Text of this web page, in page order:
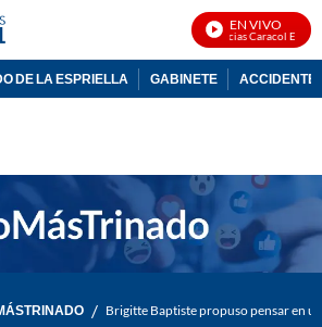
EN VIVO
Noticias Caracol En Vivo
DE LA ESPRIELLA GABINETE ACCIDENTE
/ Brigitte Baptiste propuso pensar en